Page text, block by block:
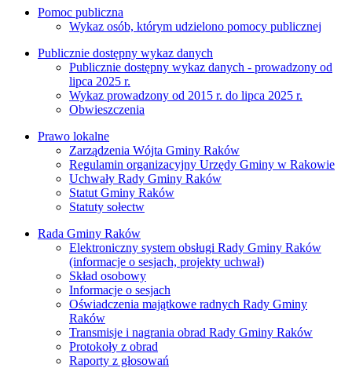
Pomoc publiczna
Wykaz osób, którym udzielono pomocy publicznej
Publicznie dostępny wykaz danych
Publicznie dostępny wykaz danych - prowadzony od
lipca 2025 r.
Wykaz prowadzony od 2015 r. do lipca 2025 r.
Obwieszczenia
Prawo lokalne
Zarządzenia Wójta Gminy Raków
Regulamin organizacyjny Urzędy Gminy w Rakowie
Uchwały Rady Gminy Raków
Statut Gminy Raków
Statuty sołectw
Rada Gminy Raków
Elektroniczny system obsługi Rady Gminy Raków
(informacje o sesjach, projekty uchwał)
Skład osobowy
Informacje o sesjach
Oświadczenia majątkowe radnych Rady Gminy
Raków
Transmisje i nagrania obrad Rady Gminy Raków
Protokoły z obrad
Raporty z głosowań